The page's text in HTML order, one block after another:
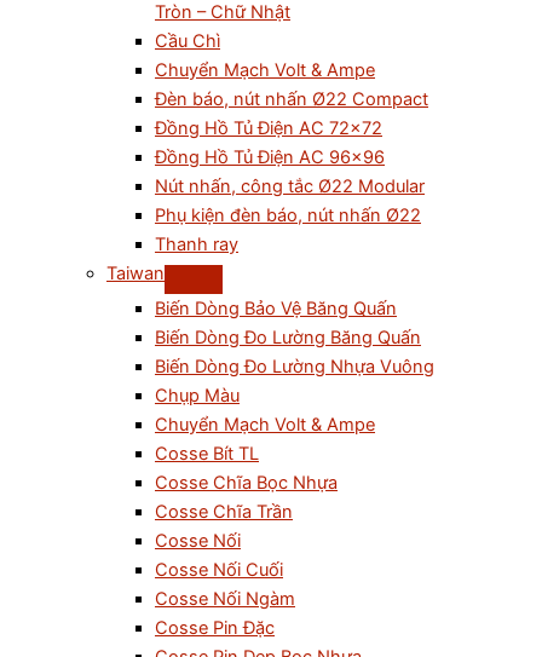
Tròn – Chữ Nhật
Cầu Chì
Chuyển Mạch Volt & Ampe
Đèn báo, nút nhấn Ø22 Compact
Đồng Hồ Tủ Điện AC 72×72
Đồng Hồ Tủ Điện AC 96×96
Nút nhấn, công tắc Ø22 Modular
Phụ kiện đèn báo, nút nhấn Ø22
Thanh ray
Taiwan
Biến Dòng Bảo Vệ Băng Quấn
Biến Dòng Đo Lường Băng Quấn
Biến Dòng Đo Lường Nhựa Vuông
Chụp Màu
Chuyển Mạch Volt & Ampe
Cosse Bít TL
Cosse Chĩa Bọc Nhựa
Cosse Chĩa Trần
Cosse Nối
Cosse Nối Cuối
Cosse Nối Ngàm
Cosse Pin Đặc